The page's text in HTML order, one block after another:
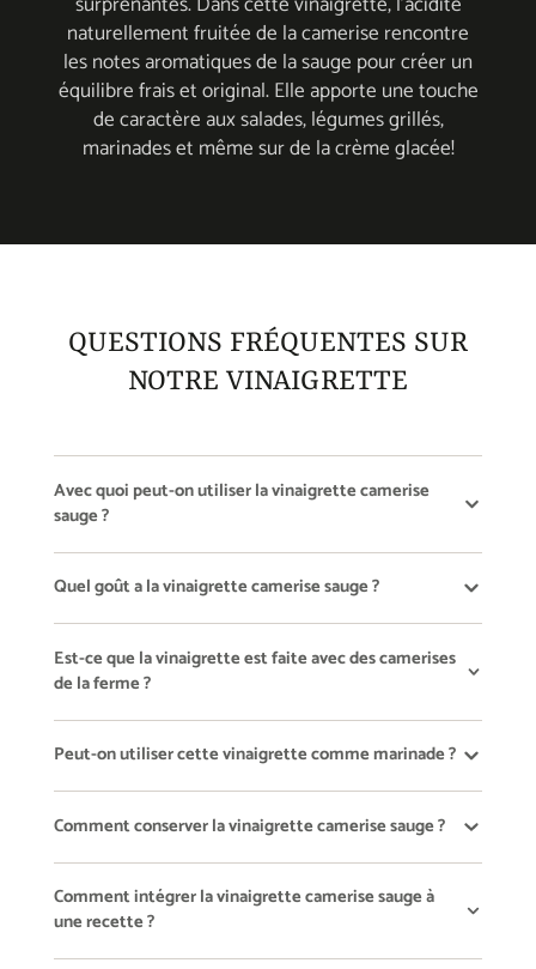
naturellement fruitée de la camerise rencontre
les notes aromatiques de la sauge pour créer un
équilibre frais et original. Elle apporte une touche
de caractère aux salades, légumes grillés,
marinades et même sur de la crème glacée!
QUESTIONS FRÉQUENTES SUR
NOTRE VINAIGRETTE
Avec quoi peut-on utiliser la vinaigrette camerise
sauge ?
Quel goût a la vinaigrette camerise sauge ?
Est-ce que la vinaigrette est faite avec des camerises
de la ferme ?
Peut-on utiliser cette vinaigrette comme marinade ?
Comment conserver la vinaigrette camerise sauge ?
Comment intégrer la vinaigrette camerise sauge à
une recette ?